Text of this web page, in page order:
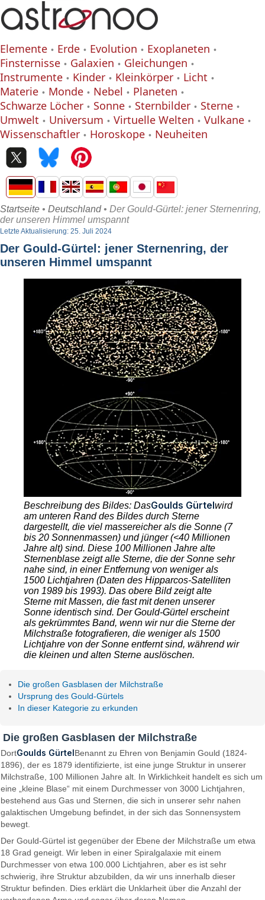
Elemente Erde Evolution
Exoplaneten
Finsternisse
Galaxien
Gleichungen
Instrumente
Kinder Kleinkörper
Licht
Materie
Monde Nebel
Planeten
Schwarze Löcher
Sonne Sternbilder
Sterne
Umwelt
Universum Virtuelle Welten
Vulkane
Wissenschaftler
Horoskope Neuheiten
Startseite • Deutschland• Der Gould-Gürtel: jener Sternenring,
der unseren Himmel umspannt
Letzte Aktualisierung: 25. Juli 2024
Der Gould-Gürtel: jener Sternenring, der
unseren Himmel umspannt
Beschreibung des Bildes: DasGoulds Gürtelwird
am unteren Rand des Bildes durch Sterne
dargestellt, die viel massereicher als die Sonne (7
bis 20 Sonnenmassen) und jünger (<40 Millionen
Jahre alt) sind. Diese 100 Millionen Jahre alte
Sternenblase zeigt alle Sterne, die der Sonne sehr
nahe sind, in einer Entfernung von weniger als
1500 Lichtjahren (Daten des Hipparcos-Satelliten
von 1989 bis 1993). Das obere Bild zeigt alte
Sterne mit Massen, die fast mit denen unserer
Sonne identisch sind. Der Gould-Gürtel erscheint
als gekrümmtes Band, wenn wir nur die Sterne der
Milchstraße fotografieren, die weniger als 1500
Lichtjahre von der Sonne entfernt sind, während wir
die kleinen und alten Sterne auslöschen.
Die großen Gasblasen der Milchstraße
Ursprung des Gould-Gürtels
In dieser Kategorie zu erkunden
Die großen Gasblasen der Milchstraße
DortGoulds GürtelBenannt zu Ehren von Benjamin Gould (1824-
1896), der es 1879 identifizierte, ist eine junge Struktur in unserer
Milchstraße, 100 Millionen Jahre alt. In Wirklichkeit handelt es sich um
eine „kleine Blase“ mit einem Durchmesser von 3000 Lichtjahren,
bestehend aus Gas und Sternen, die sich in unserer sehr nahen
galaktischen Umgebung befindet, in der sich das Sonnensystem
bewegt.
Der Gould-Gürtel ist gegenüber der Ebene der Milchstraße um etwa
18 Grad geneigt. Wir leben in einer Spiralgalaxie mit einem
Durchmesser von etwa 100.000 Lichtjahren, aber es ist sehr
schwierig, ihre Struktur abzubilden, da wir uns innerhalb dieser
Struktur befinden. Dies erklärt die Unklarheit über die Anzahl der